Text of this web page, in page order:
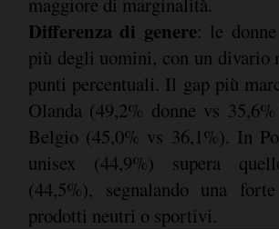
Differenza di genere: le
più degli uomini, con un divario
punti percentuali. Il gap più
Olanda (49,2% donne vs
Belgio (45,0% vs 36,1%). In
unisex (44,9%) supera
(44,5%), segnalando una
prodotti neutri o sportivi.